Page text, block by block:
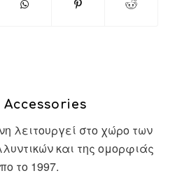
Accessories
λειτουργεί στο χώρο των
και της ομορφιάς
το 1997.